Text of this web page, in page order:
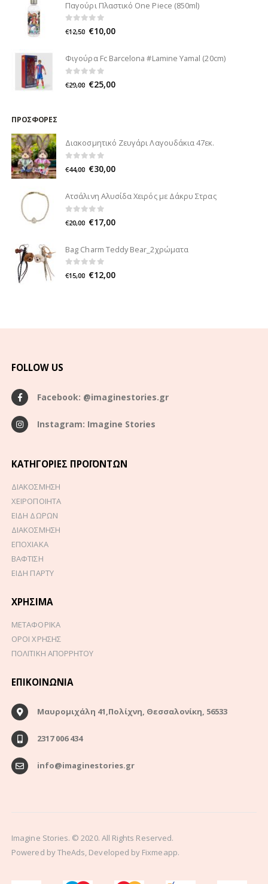
Παγούρι Πλαστικό One Piece (850ml)
out of 5
€12,50 €10,00
Φιγούρα Fc Barcelona #Lamine Yamal (20cm)
out of 5
€29,00 €25,00
ΠΡΟΣΦΟΡΈΣ
Διακοσμητικό Ζευγάρι Λαγουδάκια 47εκ.
out of 5
€44,00 €30,00
Ατσάλινη Αλυσίδα Χειρός με Δάκρυ Στρας
out of 5
€20,00 €17,00
Bag Charm Teddy Bear_2χρώματα
out of 5
€15,00 €12,00
FOLLOW US
Facebook: @imaginestories.gr
Instagram: Imagine Stories
ΚΑΤΗΓΟΡΊΕΣ ΠΡΟΪΌΝΤΩΝ
ΔΙΑΚΟΣΜΗΣΗ
ΧΕΙΡΟΠΟΙΗΤΑ
ΕΙΔΗ ΔΩΡΩΝ
ΔΙΑΚΟΣΜΗΣΗ
ΕΠΟΧΙΑΚΑ
ΒΑΦΤΙΣΗ
ΕΙΔΗ ΠΑΡΤΥ
ΧΡΉΣΙΜΑ
ΜΕΤΑΦΟΡΙΚΑ
ΟΡΟΙ ΧΡΗΣΗΣ
ΠΟΛΙΤΙΚΗ ΑΠΟΡΡΗΤΟΥ
ΕΠΙΚΟΙΝΩΝΊΑ
Μαυρομιχάλη 41,Πολίχνη, Θεσσαλονίκη, 56533
2317 006 434
info@imaginestories.gr
Imagine Stories. © 2020. All Rights Reserved.
Powered byTheAds, Developed by Fixmeapp.